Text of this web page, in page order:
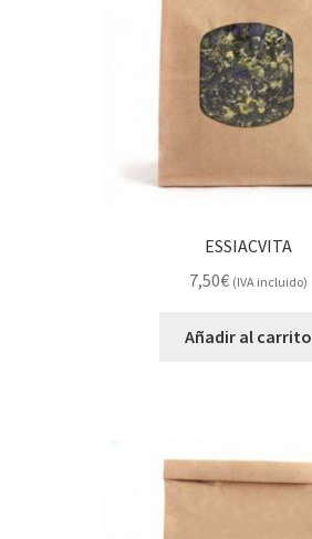
ESSIACVITA
7,50€ (IVA incluido)
Añadir al carrito